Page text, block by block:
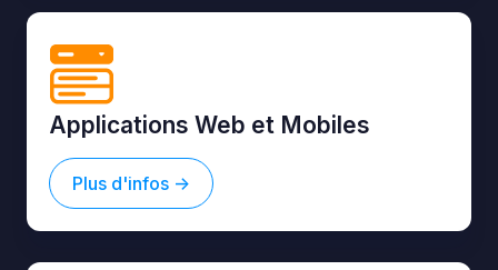
Applications Web et Mobiles
Plus d'infos ->